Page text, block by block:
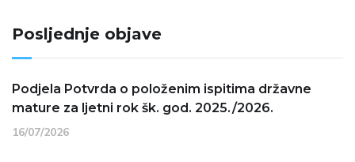
Posljednje objave
Podjela Potvrda o položenim ispitima državne
mature za ljetni rok šk. god. 2025./2026.
16/07/2026